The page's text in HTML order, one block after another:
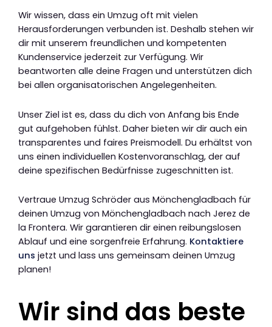
Wir wissen, dass ein Umzug oft mit vielen
Herausforderungen verbunden ist. Deshalb stehen wir
dir mit unserem freundlichen und kompetenten
Kundenservice jederzeit zur Verfügung. Wir
beantworten alle deine Fragen und unterstützen dich
bei allen organisatorischen Angelegenheiten.
Unser Ziel ist es, dass du dich von Anfang bis Ende
gut aufgehoben fühlst. Daher bieten wir dir auch ein
transparentes und faires Preismodell. Du erhältst von
uns einen individuellen Kostenvoranschlag, der auf
deine spezifischen Bedürfnisse zugeschnitten ist.
Vertraue Umzug Schröder aus Mönchengladbach für
deinen Umzug von Mönchengladbach nach Jerez de
la Frontera. Wir garantieren dir einen reibungslosen
Ablauf und eine sorgenfreie Erfahrung. Kontaktiere
uns jetzt und lass uns gemeinsam deinen Umzug
planen!
Wir sind das beste